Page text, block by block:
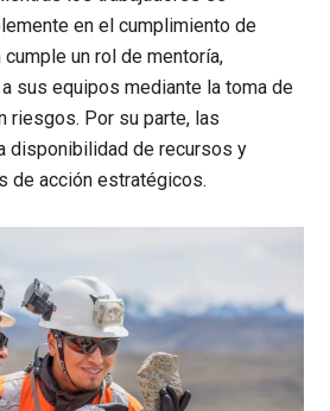
en el cumplimiento de
un rol de mentoría,
sus equipos mediante la toma de
riesgos. Por su parte, las
disponibilidad de recursos y
de acción estratégicos.